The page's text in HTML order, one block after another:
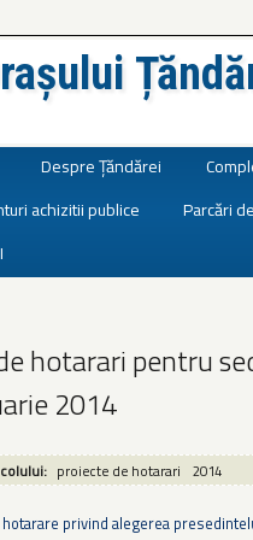
Despre Țăndărei
achizitii publice
Parcări
hotarari pentru
2014
proiecte de hotarari 2014
privind alegerea